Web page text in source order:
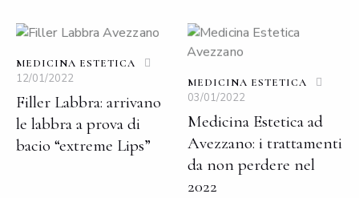
MEDICINA ESTETICA
12/01/2022
Filler Labbra: arrivano
le labbra a prova di
bacio “extreme Lips”
MEDICINA ESTETICA
03/01/2022
Medicina Estetica ad
Avezzano: i trattamenti
da non perdere nel
2022